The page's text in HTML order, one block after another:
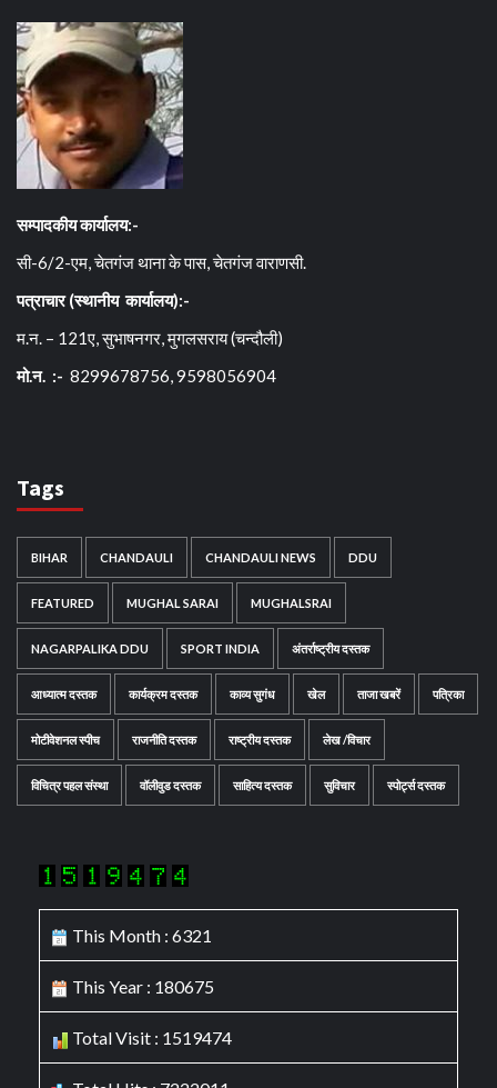
सम्पादकीय कार्यालय:-
सी-6/2-एम, चेतगंज थाना के पास, चेतगंज वाराणसी.
पत्राचार (स्थानीय कार्यालय):-
म.न. – 121ए, सुभाषनगर, मुगलसराय (चन्दौली)
मो.न. :- 8299678756, 9598056904
Tags
BIHAR CHANDAULI CHANDAULI NEWS DDU
FEATURED MUGHAL SARAI MUGHALSRAI
NAGARPALIKA DDU SPORT INDIA अंतर्राष्ट्रीय दस्तक
आध्यात्म दस्तक कार्यक्रम दस्तक काव्य सुगंध खेल ताजा खबरें पत्रिका
मोटीवेशनल स्पीच राजनीति दस्तक राष्ट्रीय दस्तक लेख /विचार
विचित्र पहल संस्था वॉलीवुड दस्तक साहित्य दस्तक सुविचार स्पोर्ट्स दस्तक
This Month : 6321
This Year : 180675
Total Visit : 1519474